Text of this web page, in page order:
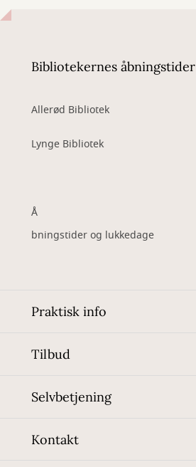
Bibliotekernes åbningstider
Allerød Bibliotek
Lynge Bibliotek
Å
bningstider og lukkedage
Praktisk info
Tilbud
Selvbetjening
Kontakt